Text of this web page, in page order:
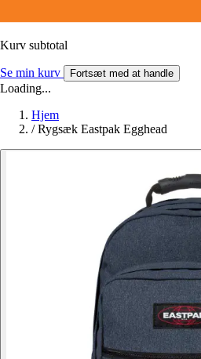
Kurv subtotal
Se min kurv Fortsæt med at handle
Loading...
Hjem
/ Rygsæk Eastpak Egghead